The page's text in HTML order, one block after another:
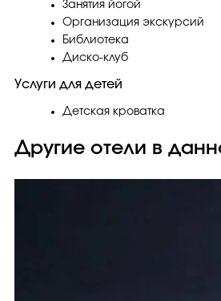
Занятия йогой
Организация экскурсий
Библиотека
Диско-клуб
Услуги для детей
Детская кроватка
Другие отели в